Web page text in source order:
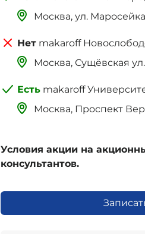
Москва, ‌‌‌‌ул. Маросейка
makaroff
Москва, Сущёвская ул.,
makaroff
Москва, Проспект
Условия акции на
консультантов.